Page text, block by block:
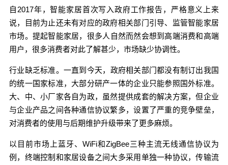
自2017年，智能家居首次写入政府工作报告，严格意义上来
说，目前为止还未有对应的政府相关部门引导、监管智能家居
市场。 提起智能家居，很多人自然而然会想到高端消费和高端
用户，很多消费者对此了解甚少，市场缺少协调性。
行业缺乏标准。 一直到今天，政府相关部门都没有制订出我国
的统一国家标准，大部分研产一体的企业只能参照国外标准。
大、中、小厂家各自为政，虽然提供成套的解决方案，但企业
与企业产品之间各种通信协议繁多，设置了严重的竞争壁垒，
对消费者的使用与后期维护升级带来了更多麻烦。
以目前市场上蓝牙、WiFi和ZigBee三种主流无线通信协议为
例，终端控制和家居设备之间大多采用单独一种协议，传输流
管智能家居市场。提起智能家居，很多人自然而然
会想到高端消费和高端用户，很多消费者对此了解
甚少，市场缺少协调性。 行业缺乏标准。一直到今
天，政府相关部门都没有制订出我国的统一国家标
准，大部分研产一体的企业只能参照国外标准。
大、中、小厂家各自为政，虽然提供成套的解决方
案，但企业与企业产品之间各种通信协议繁多，设
置了严重的竞争壁垒，对消费者的使用与后期维护
升级带来了更多麻烦。 以目前市场上蓝牙、WiFi和
ZigBee三种主流无线通信协议为例，终端控制和家
本较低，而兼容多种传输协议的终端网关设备价格
偏高，且传输性能并不比前者更好。 资本关注有所